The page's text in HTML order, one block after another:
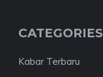
CATEGORIES
Kabar Terbaru